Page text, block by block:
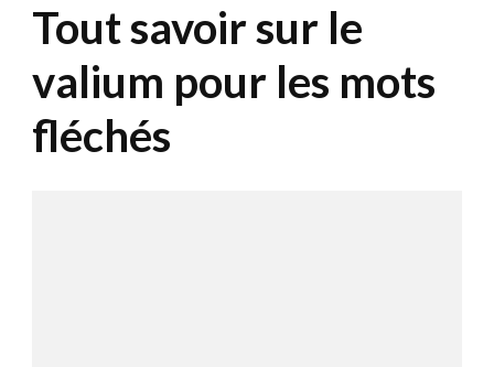
Tout savoir sur le
valium pour les mots
fléchés